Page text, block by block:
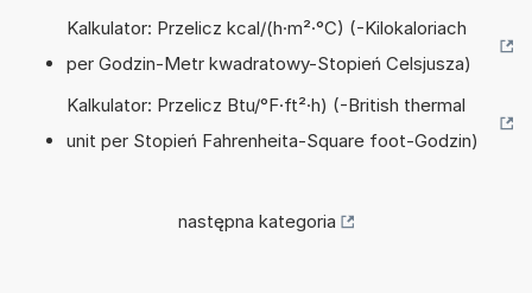
Kalkulator: Przelicz kcal/(h·m²·°C) (-Kilokaloriach
per Godzin-Metr kwadratowy-Stopień Celsjusza)
Kalkulator: Przelicz Btu/°F·ft²·h) (-British thermal
unit per Stopień Fahrenheita-Square foot-Godzin)
następna kategoria